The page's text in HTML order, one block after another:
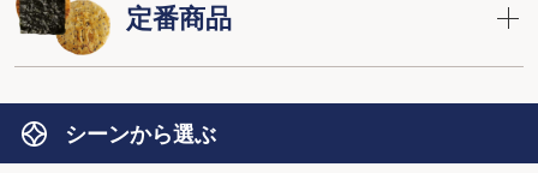
定番商品
シーンから選ぶ